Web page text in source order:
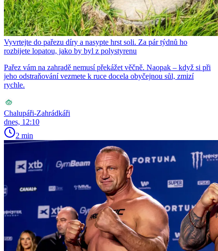
Vyvrtejte do pařezu díry a nasypte hrst soli. Za pár týdnů ho
rozbijete lopatou, jako by byl z polystyrenu
Pařez vám na zahradě nemusí překážet věčně. Naopak – když si při
jeho odstraňování vezmete k ruce docela obyčejnou sůl, zmizí
rychle.
Chalupáři-Zahrádkáři
dnes, 12:10
2 min